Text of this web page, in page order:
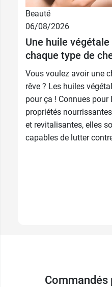
60 capsules 15,99 €
120 capsules 26,99 €
Beauté
06/08/2026
Une huile végétale
chaque type de
Vous voulez avoir une
rêve ? Les huiles
pour ça ! Connues pour
propriétés
et revitalisantes, elles
capables de lutter